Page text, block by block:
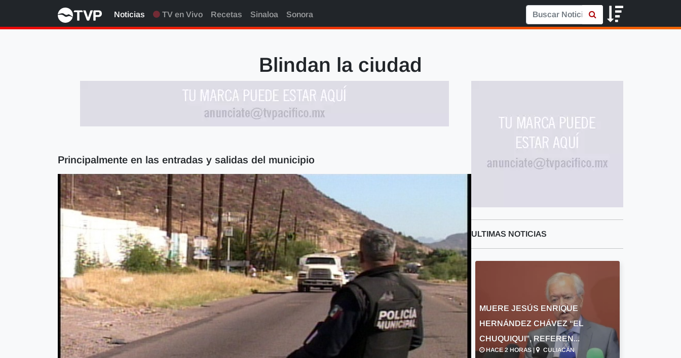
Noticias TV en Vivo Recetas Sinaloa Sonora
Blindan la ciudad
Principalmente en las entradas y salidas del municipio
ULTIMAS NOTICIAS
MUERE JESÚS ENRIQUE
HERNÁNDEZ CHÁVEZ “EL
CHUQUIQUI”, REFEREN...
HACE 2 HORAS | CULIACÁN